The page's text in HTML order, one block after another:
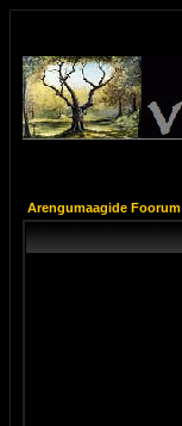
Arengumaagide Foorum